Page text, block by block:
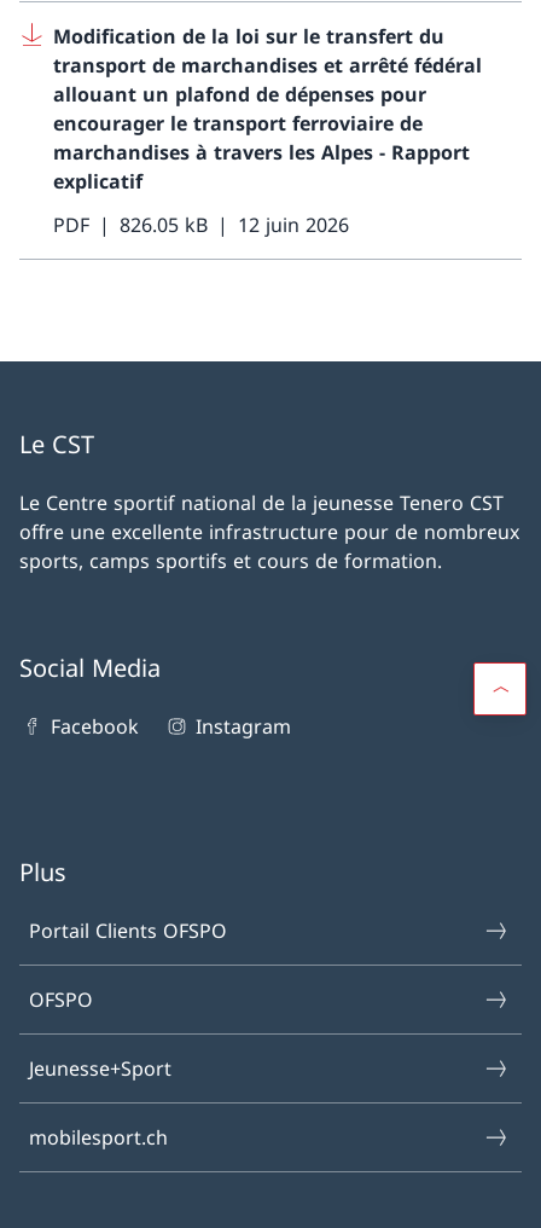
Modification de la loi sur le transfert du
transport de marchandises et arrêté fédéral
allouant un plafond de dépenses pour
encourager le transport ferroviaire de
marchandises à travers les Alpes - Rapport
explicatif
PDF
826.05 kB 12 juin 2026
Le CST
Le Centre sportif national de la jeunesse Tenero CST
offre une excellente infrastructure pour de nombreux
sports, camps sportifs et cours de formation.
Social Media
Facebook Instagram
Plus
Portail Clients OFSPO
OFSPO
Jeunesse+Sport
mobilesport.ch